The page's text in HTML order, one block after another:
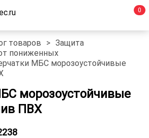
0
товаров > Защита
пониженных
МБС морозоустойчивые
морозоустойчивые
ПВХ